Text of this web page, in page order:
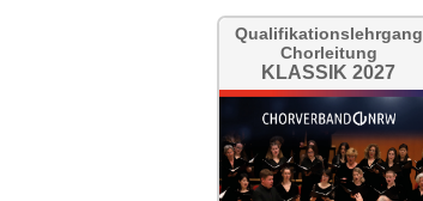
Qualifikationslehrgang
Chorleitung
KLASSIK 2027